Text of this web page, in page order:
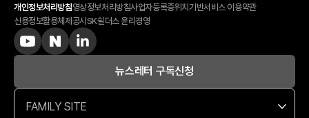
개인정보처리방침영상정보처리방침사업자등록증위치기반서비스 이용약관
신용정보활용체제공시SK쉴더스 윤리경영
뉴스레터 구독신청
FAMILY SITE